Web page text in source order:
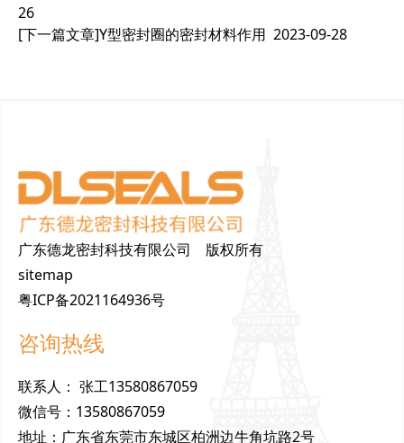
26
[下一篇文章]Y型密封圈的密封材料作用 2023-09-28
广东德龙密封科技有限公司 版权所有
sitemap
粤ICP备2021164936号
咨询热线
联系人 ： 张工13580867059
微信号 ： 13580867059
地址 ： 广东省东莞市东城区柏洲边牛角坑路2号